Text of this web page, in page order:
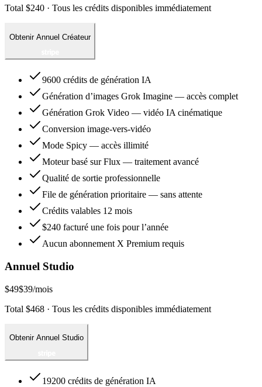
Total $240 · Tous les crédits disponibles immédiatement
Obtenir Annuel Créateur
9600 crédits de génération IA
Génération d’images Grok Imagine — accès complet
Génération Grok Video — vidéo IA cinématique
Conversion image-vers-vidéo
Mode Spicy — accès illimité
Moteur basé sur Flux — traitement avancé
Qualité de sortie professionnelle
File de génération prioritaire — sans attente
Crédits valables 12 mois
$240 facturé une fois pour l’année
Aucun abonnement X Premium requis
Annuel Studio
$49$39/mois
Total $468 · Tous les crédits disponibles immédiatement
Obtenir Annuel Studio
19200 crédits de génération IA